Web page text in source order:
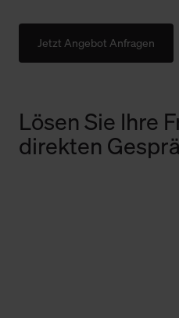
Jetzt Angebot Anfragen
Lösen Sie Ihre
direkten